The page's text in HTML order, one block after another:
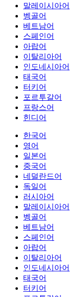
말레이시아어
벵골어
베트남어
스페인어
아랍어
이탈리아어
인도네시아어
태국어
터키어
포르투갈어
프랑스어
힌디어
한국어
영어
일본어
중국어
네덜란드어
독일어
러시아어
말레이시아어
벵골어
베트남어
스페인어
아랍어
이탈리아어
인도네시아어
태국어
터키어